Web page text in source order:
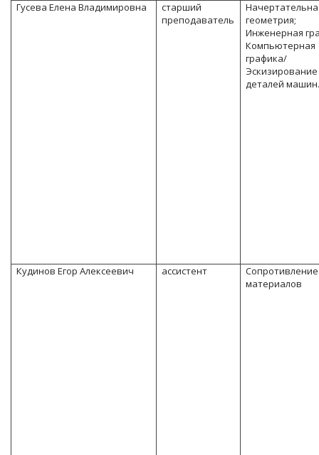
Гусева Елена Владимировна
старший
преподаватель
геометрия;
Инженерная
Компьютерная
графика/
Эскизирование
деталей
Кудинов Егор Алексеевич ассистент
Сопротивление
материалов